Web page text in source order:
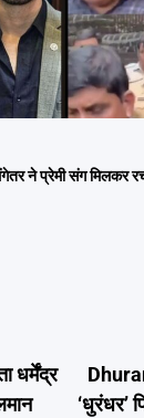
ने प्रेमी संग मिलकर
धर्मेंद्र
‘धुरंधर’